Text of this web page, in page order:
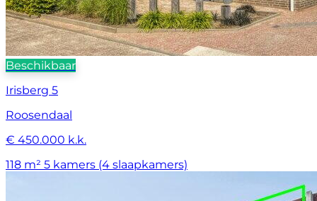
Beschikbaar
Irisberg 5
Roosendaal
€ 450.000 k.k.
118 m² 5 kamers (4 slaapkamers)